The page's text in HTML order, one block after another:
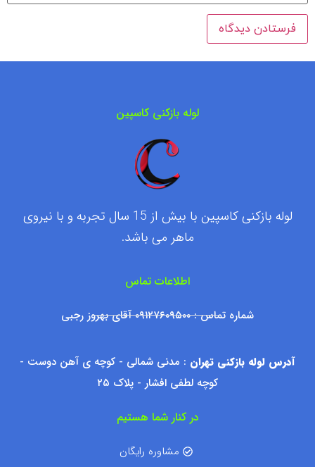
لوله بازکنی کاسپین
لوله بازکنی کاسپین با بیش از 15 سال تجربه و با نیروی
ماهر می باشد.
اطلاعات تماس
شماره تماس : ۰۹۱۲۷۶۰۹۵۰۰ آقای بهروز رجبی
آدرس لوله بازکنی تهران : مدنی شمالی - کوچه ی آهن دوست -
کوچه لطفی افشار - پلاک ۲۵
در کنار شما هستیم
مشاوره رایگان